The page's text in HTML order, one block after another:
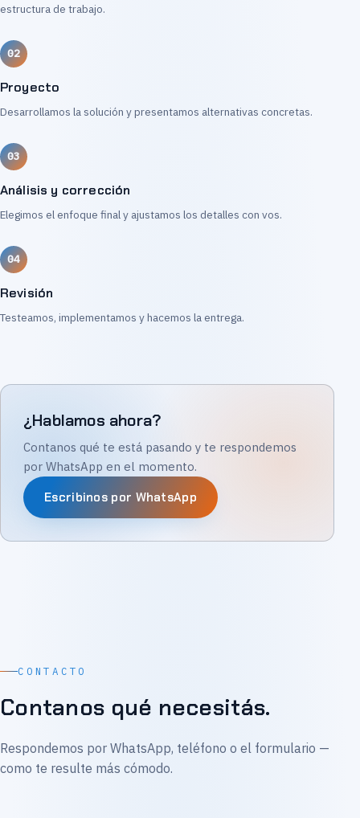
estructura de trabajo.
Proyecto
Desarrollamos la solución y presentamos alternativas concretas.
Análisis y corrección
Elegimos el enfoque final y ajustamos los detalles con vos.
Revisión
Testeamos, implementamos y hacemos la entrega.
¿Hablamos ahora?
Contanos qué te está pasando y te respondemos
por WhatsApp en el momento.
Escribinos por WhatsApp
CONTACTO
Contanos qué necesitás.
Respondemos por WhatsApp, teléfono o el formulario —
como te resulte más cómodo.